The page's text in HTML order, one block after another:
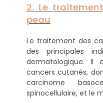
2. Le
peau
Le traitement des
des principales
dermatologique. Il
cancers cutanés,
carcinome
spinocellulaire, et le